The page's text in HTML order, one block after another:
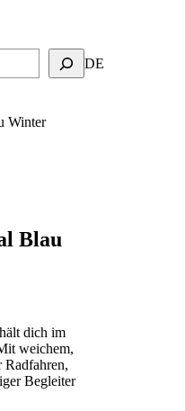
DE
Winter
Blau
dich im
weichem,
Radfahren,
Begleiter